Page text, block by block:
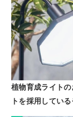
植物育成ライト
トを採用してい